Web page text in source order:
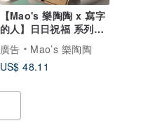
【Mao's 樂陶陶 x 寫字
的人】日日祝福 系列禮
盒組
廣告
Mao’s 樂陶陶
US$ 48.11